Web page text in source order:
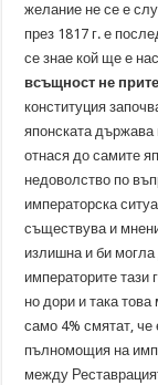
желание не се е
през 1817 г. е
се знае кой ще е
всъщност не
конституция
японската държава
отнася до самите
недоволство по
императорска
съществува и
излишна и би
императорите тази
но дори и така
само 4% смятат,
пълномощия на
между